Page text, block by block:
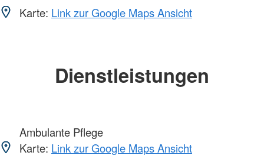
Karte: Link zur Google Maps Ansicht
Dienstleistungen
Ambulante Pflege
Karte: Link zur Google Maps Ansicht